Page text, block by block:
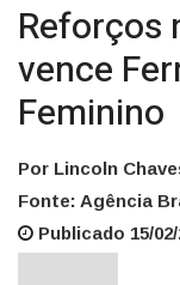
Reforços
vence
Feminino
Por Lincoln
Fonte: Agência
Publicado 15/02/